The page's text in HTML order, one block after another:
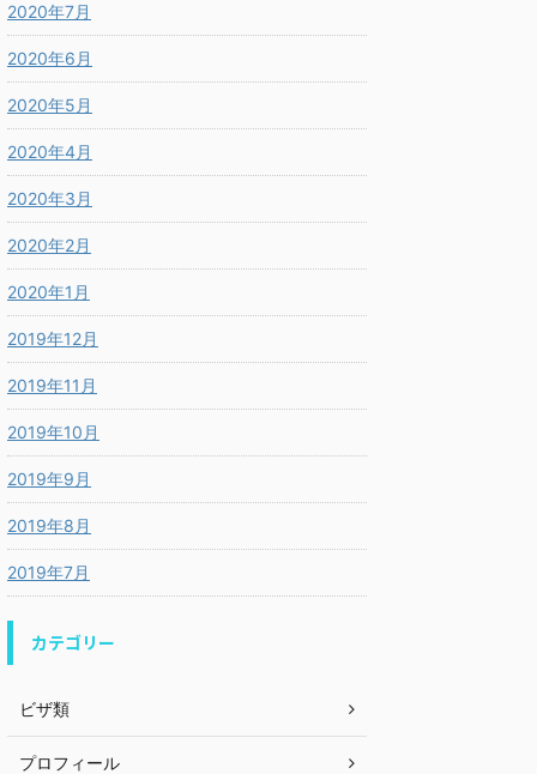
2020年7月
2020年6月
2020年5月
2020年4月
2020年3月
2020年2月
2020年1月
2019年12月
2019年11月
2019年10月
2019年9月
2019年8月
2019年7月
カテゴリー
ビザ類
プロフィール